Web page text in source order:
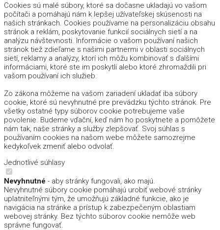
Cookies sú malé súbory, ktoré sa dočasne ukladajú vo vašom
počítači a pomáhajú nám k lepšej užívateľskej skúsenosti na
našich stránkach. Cookies používame na personalizáciu obsahu
stránok a reklám, poskytovanie funkcií sociálnych sietí a na
analýzu návštevnosti. Informácie o vašom používaní našich
stránok tiež zdieľame s našimi partnermi v oblasti sociálnych
sietí, reklamy a analýzy, ktorí ich môžu kombinovať s ďalšími
informáciami, ktoré ste im poskytli alebo ktoré zhromaždili pri
vašom používaní ich služieb.
Zo zákona môžeme na vašom zariadení ukladať iba súbory
cookie, ktoré sú nevyhnutné pre prevádzku týchto stránok. Pre
všetky ostatné typy súborov cookie potrebujeme vaše
povolenie. Budeme vďační, keď nám ho poskytnete a pomôžete
nám tak, naše stránky a služby zlepšovať. Svoj súhlas s
používaním cookies na našom webe môžete samozrejme
kedykoľvek zmeniť alebo odvolať.
Jednotlivé súhlasy
Nevyhnutné - aby stránky fungovali, ako majú.
Nevyhnutné súbory cookie pomáhajú urobiť webové stránky
uplatniteľnými tým, že umožňujú základné funkcie, ako je
navigácia na stránke a prístup k zabezpečeným oblastiam
webovej stránky. Bez týchto súborov cookie nemôže web
správne fungovať.